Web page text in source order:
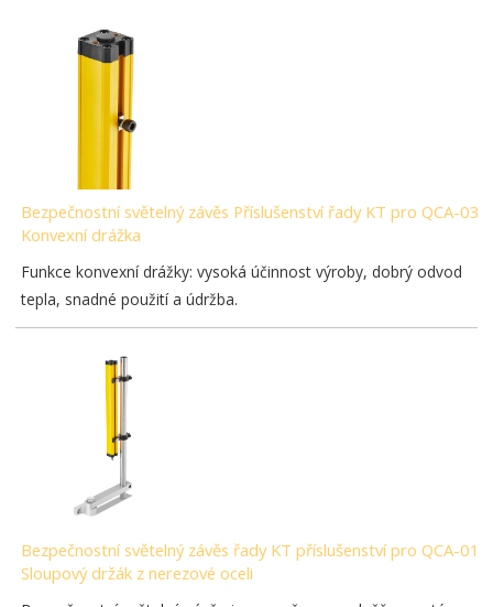
Bezpečnostní světelný závěs Příslušenství řady KT pro QCA-03-
Konvexní drážka
Funkce konvexní drážky: vysoká účinnost výroby, dobrý odvod
tepla, snadné použití a údržba.
Bezpečnostní světelný závěs řady KT příslušenství pro QCA-01
Sloupový držák z nerezové oceli